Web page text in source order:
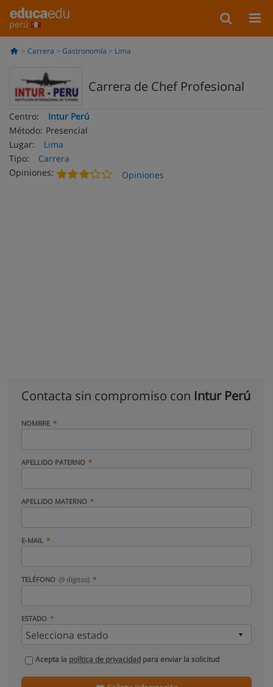
perú
Carrera Gastronomía Lima
Carrera de Chef Profesional
Centro:
Intur Perú
Método: Presencial
Lugar:
Lima
Tipo:
Carrera
Opiniones:
Opiniones
Contacta sin compromiso con Intur Perú
NOMBRE
APELLIDO PATERNO
APELLIDO MATERNO
E-MAIL
TELÉFONO (9 dígitos)
ESTADO
Acepta la política de privacidad para enviar la solicitud